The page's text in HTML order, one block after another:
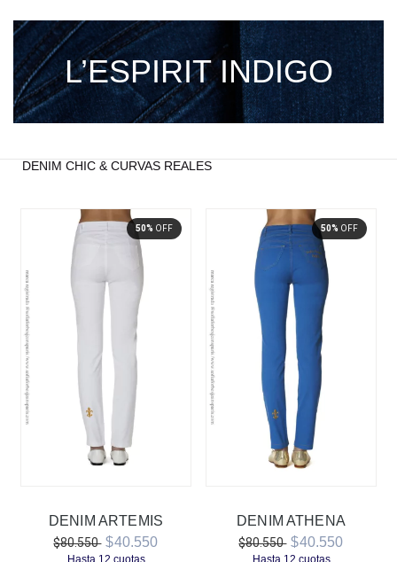
L’ESPIRIT INDIGO
DENIM CHIC & CURVAS REALES
50% OFF
DENIM ARTEMIS
$80.550 $40.550
Hasta 12 cuotas
50% OFF
DENIM ATHENA
$80.550 $40.550
Hasta 12 cuotas